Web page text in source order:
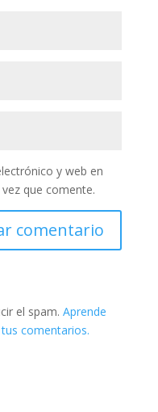
y web en
que comente.
el spam. Aprende
comentarios.